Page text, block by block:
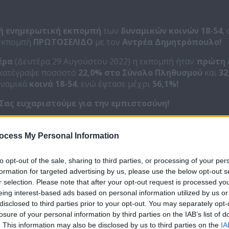
My Personal Information
opt-out of the sale, sharing to third parties, or processing of your
for targeted advertising by us, please use the below opt-out
selection. Please note that after your opt-out request is processed
interest-based ads based on personal information utilized by us
to third parties prior to your opt-out. You may separately
of your personal information by third parties on the IAB’s list of
This information may also be disclosed by us to third parties on the
ενημερωτική εκπομπή των δυναμικών κοινών 18-54,
ΠΡΩΤΟΣΕΛΙΔΟ με τον Αντρέα Δημητρόπουλο!
(Δευτέρα 29 Αυγούστου 2022) η εκπομπή ήταν πρώτη
ποσοστό 22,0% στο Σύνολο Πληθυσμού και
κοινά 18-54, ενώ έφτασε μέχρι 56,1%!
Σας ευχαριστούμε για την εμπιστοσύνη!
είναι«ΠΡΩΤΟΣΕΛΙΔΟ». Ο Ανδρέας
και έτοιμος να ριχτεί για άλλη μια σεζόν στη μάχη της
στον Κύπριο τηλεθεατή, με εγκυρότητα και
που συμβαίνει σε Κύπρο και εξωτερικό γίνεται…
είναι γεμάτο ειδήσεις, αναλυτικά ρεπορτάζ από
με τα πρόσωπα της επικαιρότητας να είναι οι
διεθνής ενημέρωση, περιβάλλον, υγεία,